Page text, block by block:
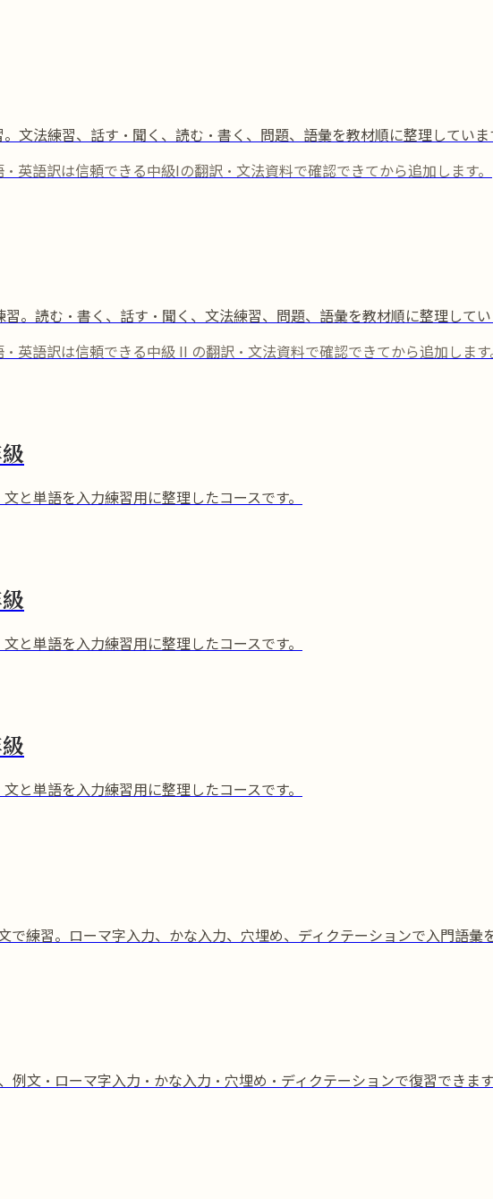
文法練習、話す・聞く、読む・書く、問題、語彙を教材順に整理していま
英語訳は信頼できる中級Iの翻訳・文法資料で確認できてから追加します。
。読む・書く、話す・聞く、文法練習、問題、語彙を教材順に整理してい
英語訳は信頼できる中級 II の翻訳・文法資料で確認できてから追加します
と単語を入力練習用に整理したコースです。
と単語を入力練習用に整理したコースです。
と単語を入力練習用に整理したコースです。
練習。ローマ字入力、かな入力、穴埋め、ディクテーションで入門語彙
文・ローマ字入力・かな入力・穴埋め・ディクテーションで復習できます